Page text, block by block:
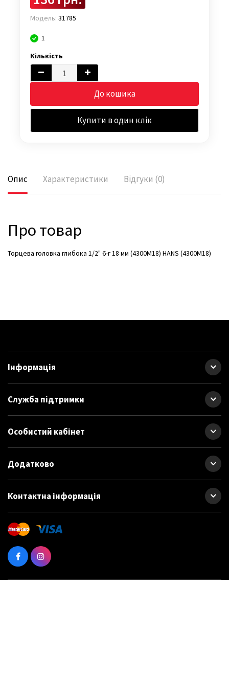
Модель: 31785
1
Кількість
До кошика
Купити в один клік
Опис Характеристики Відгуки (0)
Про товар
Торцева головка глибока 1/2" 6-г 18 мм (4300M18) HANS (4300M18)
Інформація
Служба підтримки
Особистий кабінет
Додатково
Контактна інформація